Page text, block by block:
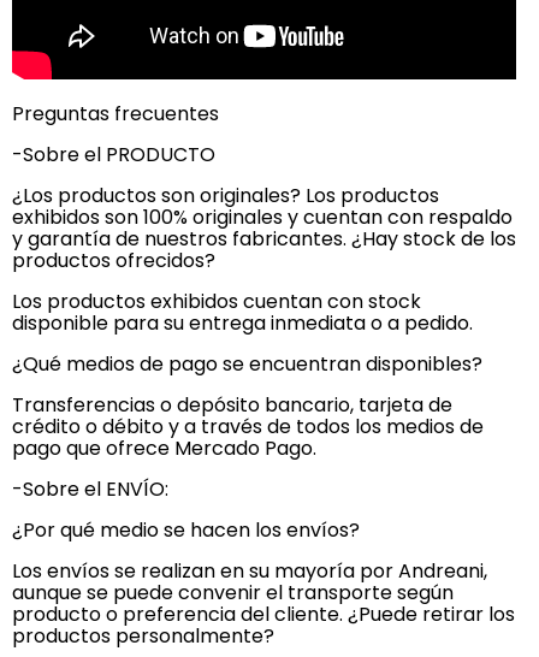
Preguntas frecuentes
-Sobre el PRODUCTO
¿Los productos son originales? Los productos
exhibidos son 100% originales y cuentan con respaldo
y garantía de nuestros fabricantes. ¿Hay stock de los
productos ofrecidos?
Los productos exhibidos cuentan con stock
disponible para su entrega inmediata o a pedido.
¿Qué medios de pago se encuentran disponibles?
Transferencias o depósito bancario, tarjeta de
crédito o débito y a través de todos los medios de
pago que ofrece Mercado Pago.
-Sobre el ENVÍO:
¿Por qué medio se hacen los envíos?
Los envíos se realizan en su mayoría por Andreani,
aunque se puede convenir el transporte según
producto o preferencia del cliente. ¿Puede retirar los
productos personalmente?